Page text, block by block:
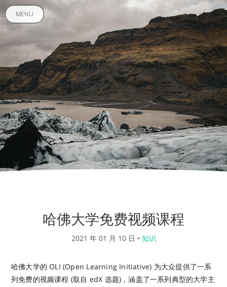
MENU
哈佛大学免费视频课程
2021 年 01 月 10 日 • 知识
哈佛大学的 OLI (Open Learning Initiative) 为大众提供了一系
列免费的视频课程 (取自 edX 选题)，涵盖了一系列典型的大学主